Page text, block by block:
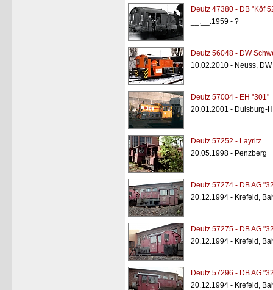
Deutz 47380 - DB "Köf
__.__.1959 - ?
Deutz 56048 - DW
10.02.2010 - Neuss,
Deutz 57004 - EH "301"
20.01.2001 - Duisburg-
Deutz 57252 - Layritz
20.05.1998 - Penzberg
Deutz 57274 - DB AG
20.12.1994 - Krefeld,
Deutz 57275 - DB AG
20.12.1994 - Krefeld,
Deutz 57296 - DB AG
20.12.1994 - Krefeld,